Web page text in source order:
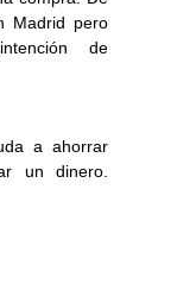
Madrid pero
de
a ahorrar
un dinero.